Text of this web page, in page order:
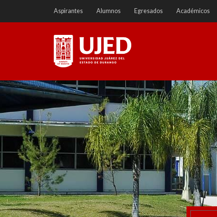
a
Aspirantes Alumnos Egresados Académicos
Universidad Juárez del
Estado de Durango